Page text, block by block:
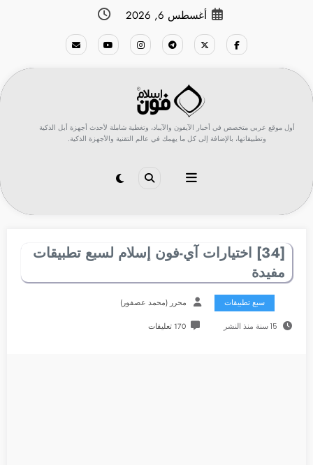
أغسطس 6, 2026
أول موقع عربي متخصص في أخبار الآيفون والآيباد، وتغطية شاملة لأحدث أجهزة أبل الذكية
وتطبيقاتها، بالإضافة إلى كل ما يهمك في عالم التقنية والأجهزة الذكية.
[34] اختيارات آي-فون إسلام لسبع تطبيقات
مفيدة
سبع تطبيقات محرر (محمد عصفور)
15 سنة منذ النشر 170 تعليقات